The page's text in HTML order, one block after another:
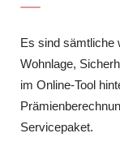
Es sind sämtliche
Wohnlage,
im Online-Tool
Servicepaket.